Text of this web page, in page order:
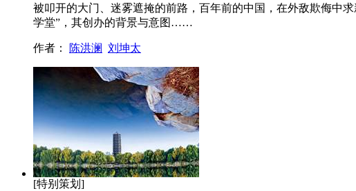
被叩开的大门、迷雾遮掩的前路，百年前的中国，在外敌欺侮
学堂”，其创办的背景与意图……
作者： 陈洪澜 刘坤太
[特别策划]